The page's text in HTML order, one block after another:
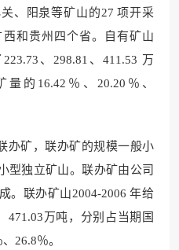
、阳泉等矿山的27 项开采
和贵州四个省。自有矿山
、298.81、411.53 万
的16.42％、20.20％、
办矿，联办矿的规模一般小
型独立矿山。联办矿由公司
。联办矿山2004-2006 年给
471.03万吨，分别占当期国
26.8％。